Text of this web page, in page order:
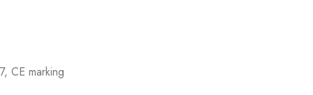
CE marking